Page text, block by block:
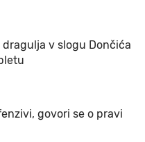
v slogu Dončića
govori se o pravi